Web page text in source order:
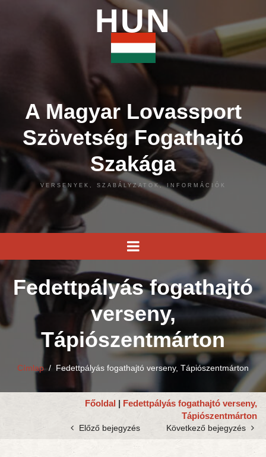
HUN
A Magyar Lovassport
Szövetség Fogathajtó
Szakága
VERSENYEK, SZABÁLYZATOK, INFORMÁCIÓK
Fedettpályás fogathajtó
verseny,
Tápiószentmárton
Címlap/ Fedettpályás fogathajtó verseny, Tápiószentmárton
Főoldal | Fedettpályás fogathajtó verseny,
Tápiószentmárton
Előző bejegyzés Következő bejegyzés